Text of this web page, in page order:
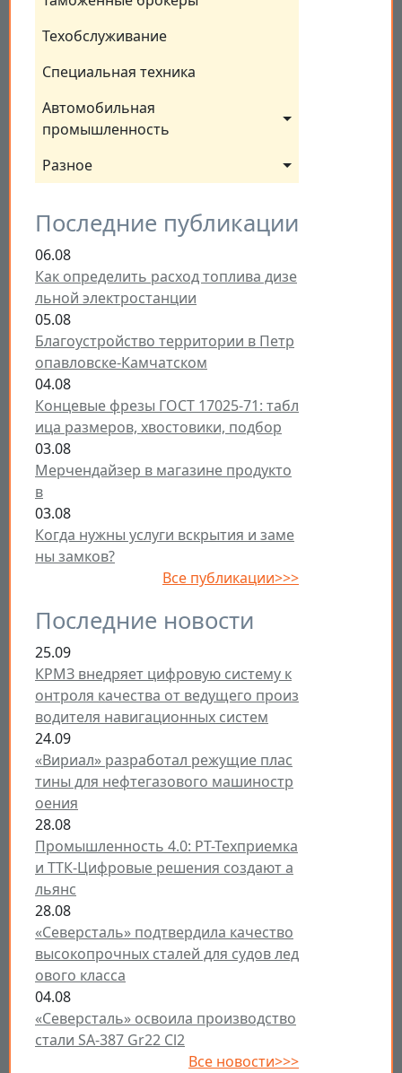
Техобслуживание
Специальная техника
Автомобильная
промышленность
Разное
Последние публикации
06.08
Как определить расход топлива дизе
льной электростанции
05.08
Благоустройство территории в Петр
опавловске-Камчатском
04.08
Концевые фрезы ГОСТ 17025-71: табл
ица размеров, хвостовики, подбор
03.08
Мерчендайзер в магазине продукто
в
03.08
Когда нужны услуги вскрытия и заме
ны замков?
Все публикации>>>
Последние новости
25.09
КРМЗ внедряет цифровую систему к
онтроля качества от ведущего произ
водителя навигационных систем
24.09
«Вириал» разработал режущие плас
тины для нефтегазового машиностр
оения
28.08
Промышленность 4.0: РТ-Техприемка
и ТТК-Цифровые решения создают а
льянс
28.08
«Северсталь» подтвердила качество
высокопрочных сталей для судов лед
ового класса
04.08
«Северсталь» освоила производство
стали SA-387 Gr22 Cl2
Все новости>>>